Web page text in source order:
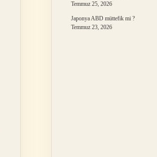
Temmuz 25, 2026
Japonya ABD müttefik mi ?
Temmuz 23, 2026